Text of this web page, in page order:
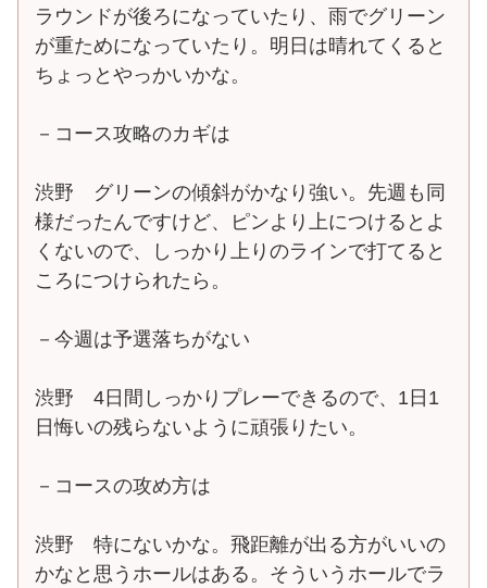
ラウンドが後ろになっていたり、雨でグリーン
が重ためになっていたり。明日は晴れてくると
ちょっとやっかいかな。
－コース攻略のカギは
渋野 グリーンの傾斜がかなり強い。先週も同
様だったんですけど、ピンより上につけるとよ
くないので、しっかり上りのラインで打てると
ころにつけられたら。
－今週は予選落ちがない
渋野 4日間しっかりプレーできるので、1日1
日悔いの残らないように頑張りたい。
－コースの攻め方は
渋野 特にないかな。飛距離が出る方がいいの
かなと思うホールはある。そういうホールでラ